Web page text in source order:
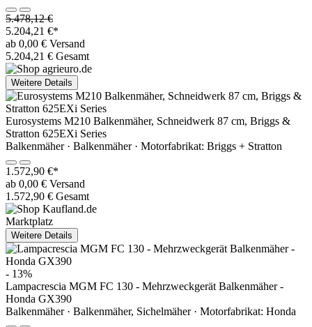
5.478,12 €
5.204,21 €*
ab 0,00 € Versand
5.204,21 € Gesamt
Weitere Details
Eurosystems M210 Balkenmäher, Schneidwerk 87 cm, Briggs &
Stratton 625EXi Series
Balkenmäher · Balkenmäher · Motorfabrikat: Briggs + Stratton
1.572,90 €*
ab 0,00 € Versand
1.572,90 € Gesamt
Marktplatz
Weitere Details
- 13%
Lampacrescia MGM FC 130 - Mehrzweckgerät Balkenmäher -
Honda GX390
Balkenmäher · Balkenmäher, Sichelmäher · Motorfabrikat: Honda